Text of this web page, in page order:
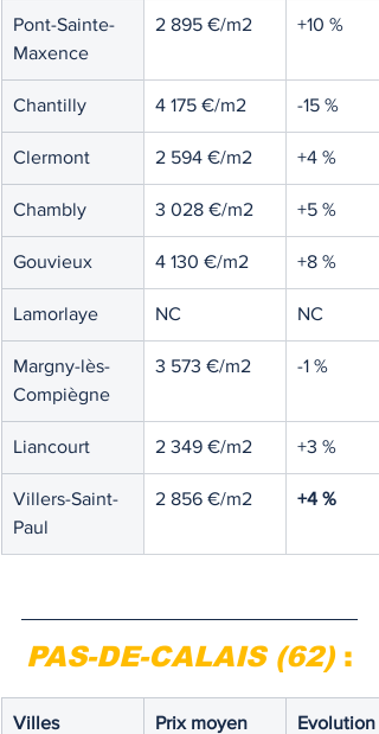
Pont-Sainte-
Maxence
2 895 €/m2 +10 %
Chantilly 4 175 €/m2 -15 %
Clermont 2 594 €/m2 +4 %
Chambly 3 028 €/m2 +5 %
Gouvieux 4 130 €/m2 +8 %
Lamorlaye NC NC
Margny-lès-
Compiègne
3 573 €/m2 -1 %
Liancourt 2 349 €/m2 +3 %
Villers-Saint-
Paul
2 856 €/m2 +4 %
PAS-DE-CALAIS (62) :
Villes
Prix moyen
Evolution